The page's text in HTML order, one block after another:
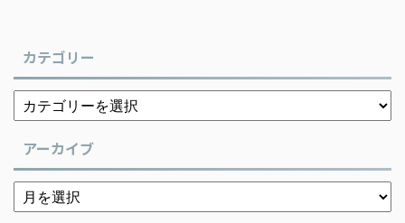
カテゴリー
アーカイブ